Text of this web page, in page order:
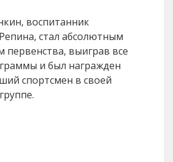
воспитанник
стал абсолютным
первенства, выиграв все
и был награжден
спортсмен в своей